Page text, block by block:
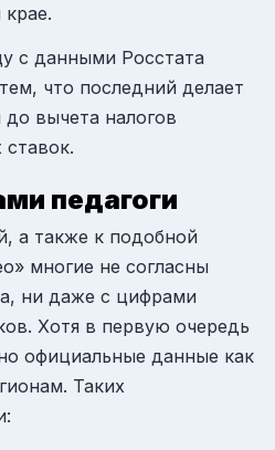
с данными Росстата
что последний делает
вычета налогов
ставок.
педагоги
а также к подобной
многие не согласны
ни даже с цифрами
Хотя в первую очередь
официальные данные как
Таких